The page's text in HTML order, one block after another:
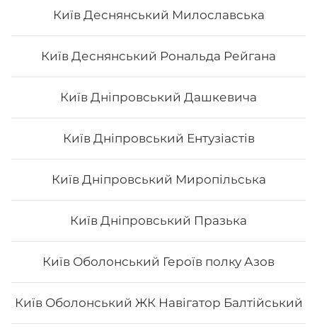
Київ Деснянський Милославська
Київ Деснянський Рональда Рейгана
Київ Дніпровський Дашкевича
Київ Дніпровський Ентузіастів
Київ Дніпровський Миропільська
Київ Дніпровський Празька
Київ Оболонський Героїв полку Азов
Київ Оболонський ЖК Навігатор Балтійський
Сет "Філадельфія" (повна)
з х/к, філадельфія з тунцем, філадельфія з тигровою
884₴ Хочу